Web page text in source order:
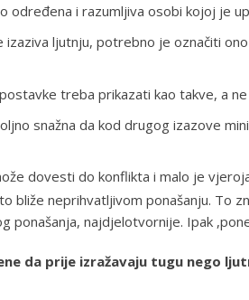
određena i razumljiva osobi kojoj je
izaziva ljutnju, potrebno je označiti
treba prikazati kao takve, a
snažna da kod drugog izazove
dovesti do konflikta i malo je
bliže neprihvatljivom ponašanju. To
ponašanja, najdjelotvornije. Ipak
da prije izražavaju tugu nego